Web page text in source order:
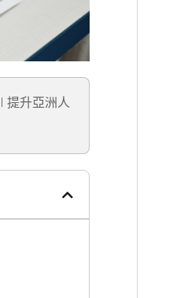
提升亞洲人